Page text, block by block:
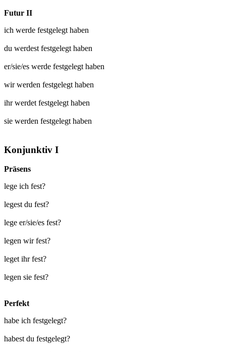
Futur II
ich werde festgelegt haben
du werdest festgelegt haben
er/sie/es werde festgelegt haben
wir werden festgelegt haben
ihr werdet festgelegt haben
sie werden festgelegt haben
Konjunktiv I
Präsens
lege ich fest?
legest du fest?
lege er/sie/es fest?
legen wir fest?
leget ihr fest?
legen sie fest?
Perfekt
habe ich festgelegt?
habest du festgelegt?